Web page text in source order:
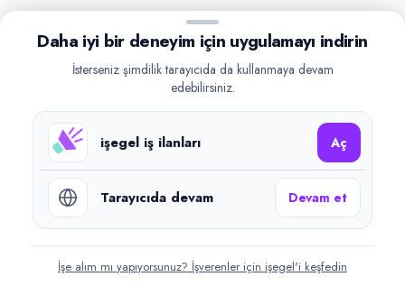
Daha iyi bir deneyim için uygulamayı indirin
İsterseniz şimdilik tarayıcıda da kullanmaya devam
edebilirsiniz.
işegel iş ilanları Aç
Tarayıcıda devam Devam et
İşe alım mı yapıyorsunuz? İşverenler için işegel'i keşfedin